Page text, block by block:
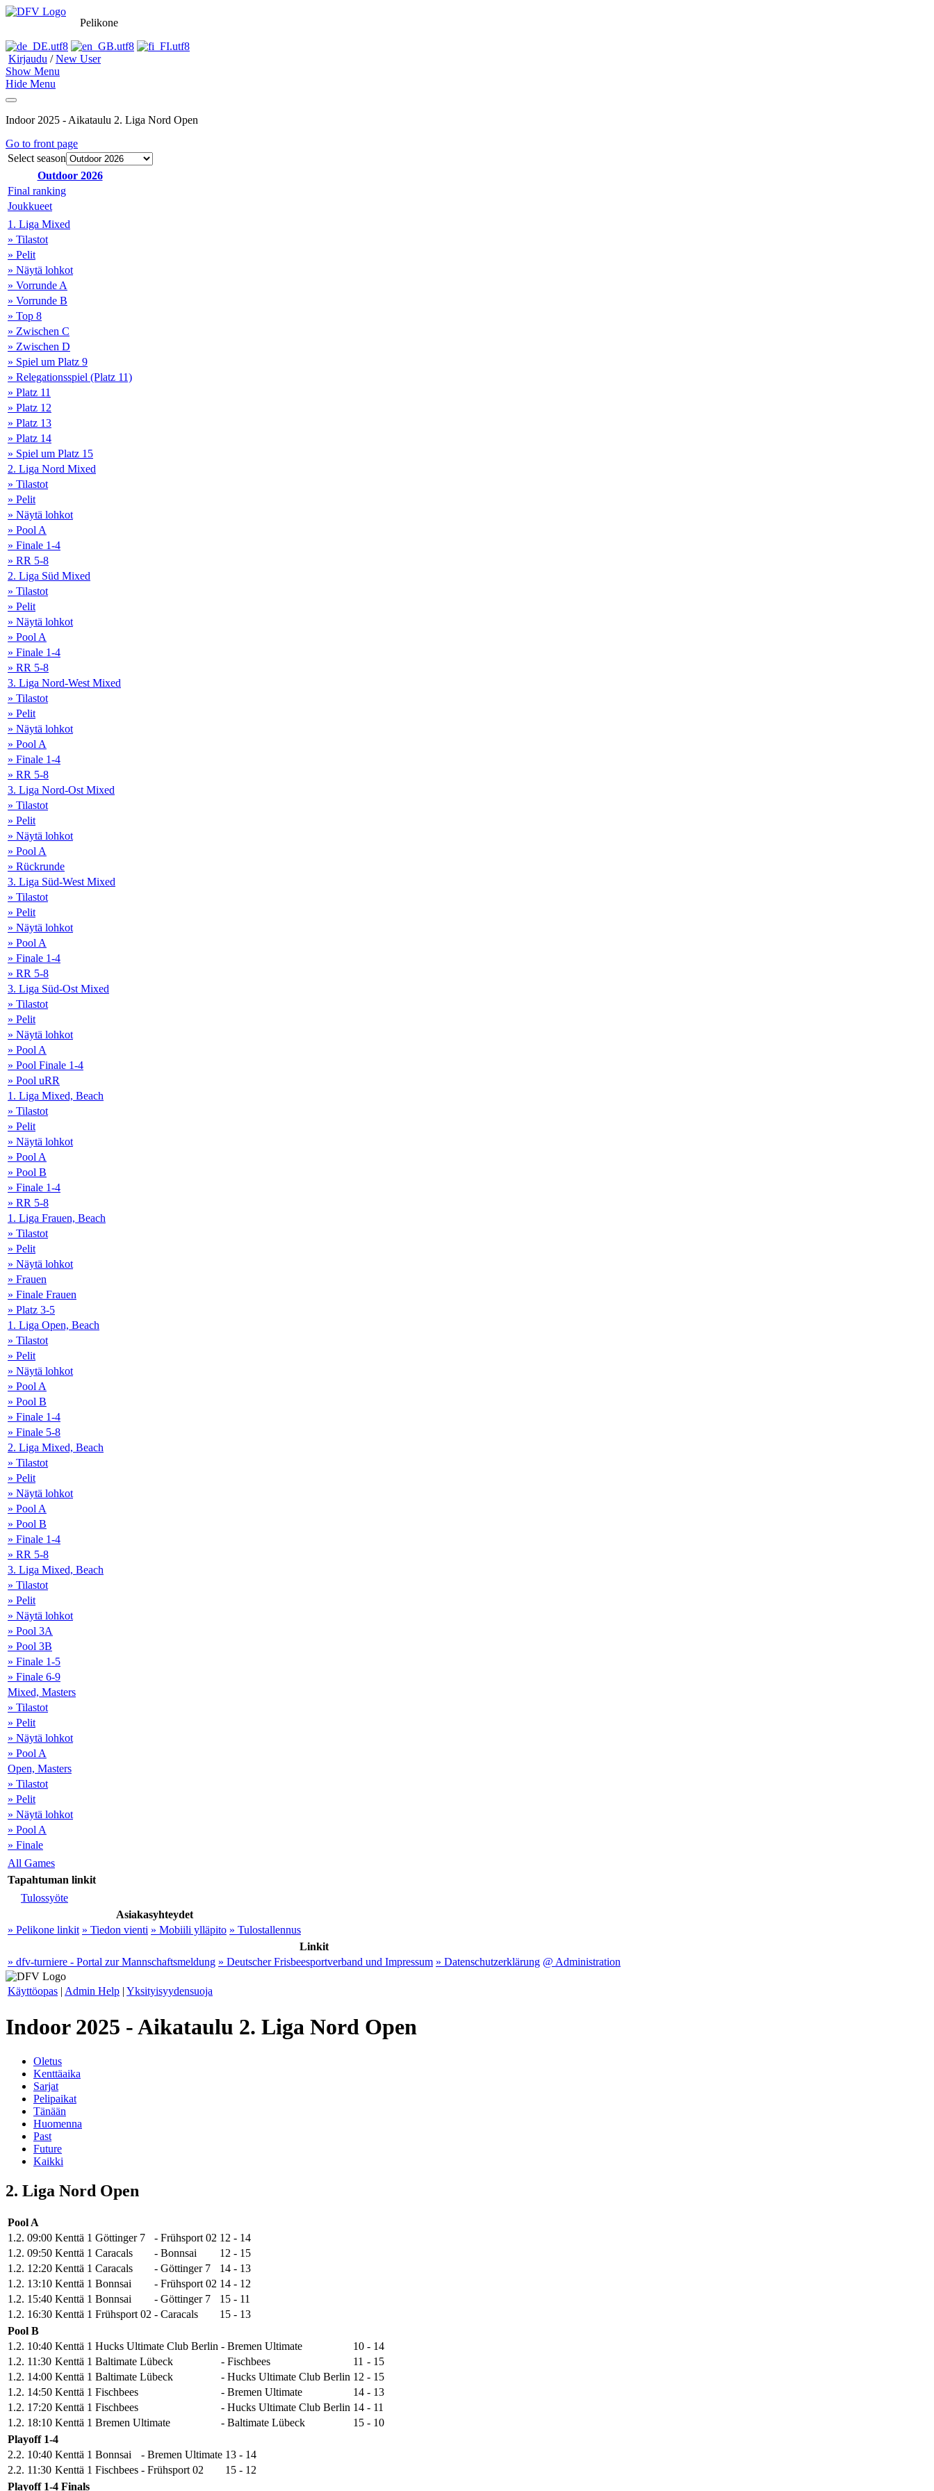
Pelikone
Kirjaudu /New User
Show Menu
Hide Menu
Indoor 2025 - Aikataulu 2. Liga Nord Open
Go to front page
Select season
Outdoor 2026
Final ranking
Joukkueet
1. Liga Mixed
» Tilastot
» Pelit
» Näytä lohkot
» Vorrunde A
» Vorrunde B
» Top 8
» Zwischen C
» Zwischen D
» Spiel um Platz 9
» Relegationsspiel (Platz 11)
» Platz 11
» Platz 12
» Platz 13
» Platz 14
» Spiel um Platz 15
2. Liga Nord Mixed
» Tilastot
» Pelit
» Näytä lohkot
» Pool A
» Finale 1-4
» RR 5-8
2. Liga Süd Mixed
» Tilastot
» Pelit
» Näytä lohkot
» Pool A
» Finale 1-4
» RR 5-8
3. Liga Nord-West Mixed
» Tilastot
» Pelit
» Näytä lohkot
» Pool A
» Finale 1-4
» RR 5-8
3. Liga Nord-Ost Mixed
» Tilastot
» Pelit
» Näytä lohkot
» Pool A
» Rückrunde
3. Liga Süd-West Mixed
» Tilastot
» Pelit
» Näytä lohkot
» Pool A
» Finale 1-4
» RR 5-8
3. Liga Süd-Ost Mixed
» Tilastot
» Pelit
» Näytä lohkot
» Pool A
» Pool Finale 1-4
» Pool uRR
1. Liga Mixed, Beach
» Tilastot
» Pelit
» Näytä lohkot
» Pool A
» Pool B
» Finale 1-4
» RR 5-8
1. Liga Frauen, Beach
» Tilastot
» Pelit
» Näytä lohkot
» Frauen
» Finale Frauen
» Platz 3-5
1. Liga Open, Beach
» Tilastot
» Pelit
» Näytä lohkot
» Pool A
» Pool B
» Finale 1-4
» Finale 5-8
2. Liga Mixed, Beach
» Tilastot
» Pelit
» Näytä lohkot
» Pool A
» Pool B
» Finale 1-4
» RR 5-8
3. Liga Mixed, Beach
» Tilastot
» Pelit
» Näytä lohkot
» Pool 3A
» Pool 3B
» Finale 1-5
» Finale 6-9
Mixed, Masters
» Tilastot
» Pelit
» Näytä lohkot
» Pool A
Open, Masters
» Tilastot
» Pelit
» Näytä lohkot
» Pool A
» Finale
All Games
Tapahtuman linkit
Tulossyöte
Asiakasyhteydet
» Pelikone linkit » Tiedon vienti » Mobiili ylläpito » Tulostallennus
Linkit
» dfv-turniere - Portal zur Mannschaftsmeldung » Deutscher Frisbeesportverband und Impressum » Datenschutzerklärung @ Administration
Käyttöopas | Admin Help | Yksityisyydensuoja
Indoor 2025 - Aikataulu 2. Liga Nord Open
Oletus
Kenttäaika
Sarjat
Pelipaikat
Tänään
Huomenna
Past
Future
Kaikki
2. Liga Nord Open
Pool A
1.2. 09:00 Kenttä 1 Göttinger 7 - Frühsport 02 12 - 14
1.2. 09:50 Kenttä 1 Caracals - Bonnsai 12 - 15
1.2. 12:20 Kenttä 1 Caracals - Göttinger 7 14 - 13
1.2. 13:10 Kenttä 1 Bonnsai - Frühsport 02 14 - 12
1.2. 15:40 Kenttä 1 Bonnsai - Göttinger 7 15 - 11
1.2. 16:30 Kenttä 1 Frühsport 02 - Caracals 15 - 13
Pool B
1.2. 10:40 Kenttä 1 Hucks Ultimate Club Berlin - Bremen Ultimate 10 - 14
1.2. 11:30 Kenttä 1 Baltimate Lübeck - Fischbees 11 - 15
1.2. 14:00 Kenttä 1 Baltimate Lübeck - Hucks Ultimate Club Berlin 12 - 15
1.2. 14:50 Kenttä 1 Fischbees - Bremen Ultimate 14 - 13
1.2. 17:20 Kenttä 1 Fischbees - Hucks Ultimate Club Berlin 14 - 11
1.2. 18:10 Kenttä 1 Bremen Ultimate - Baltimate Lübeck 15 - 10
Playoff 1-4
2.2. 10:40 Kenttä 1 Bonnsai - Bremen Ultimate 13 - 14
2.2. 11:30 Kenttä 1 Fischbees - Frühsport 02 15 - 12
Playoff 1-4 Finals